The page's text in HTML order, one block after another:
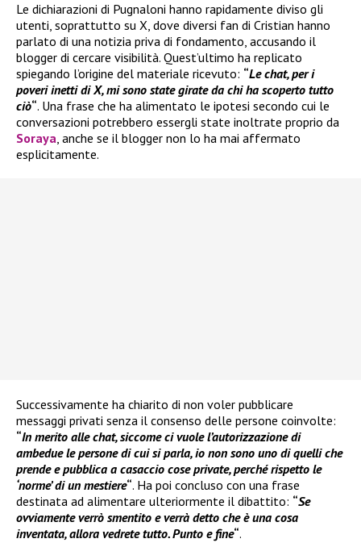
Le dichiarazioni di Pugnaloni hanno rapidamente diviso gli
utenti, soprattutto su X, dove diversi fan di Cristian hanno
parlato di una notizia priva di fondamento, accusando il
blogger di cercare visibilità. Quest’ultimo ha replicato
spiegando l’origine del materiale ricevuto: “Le chat, per i
poveri inetti di X, mi sono state girate da chi ha scoperto tutto
ciò“. Una frase che ha alimentato le ipotesi secondo cui le
conversazioni potrebbero essergli state inoltrate proprio da
Soraya, anche se il blogger non lo ha mai affermato
esplicitamente.
Successivamente ha chiarito di non voler pubblicare
messaggi privati senza il consenso delle persone coinvolte:
“In merito alle chat, siccome ci vuole l’autorizzazione di
ambedue le persone di cui si parla, io non sono uno di quelli che
prende e pubblica a casaccio cose private, perché rispetto le
‘norme’ di un mestiere“. Ha poi concluso con una frase
destinata ad alimentare ulteriormente il dibattito: “Se
ovviamente verrò smentito e verrà detto che è una cosa
inventata, allora vedrete tutto. Punto e fine“.